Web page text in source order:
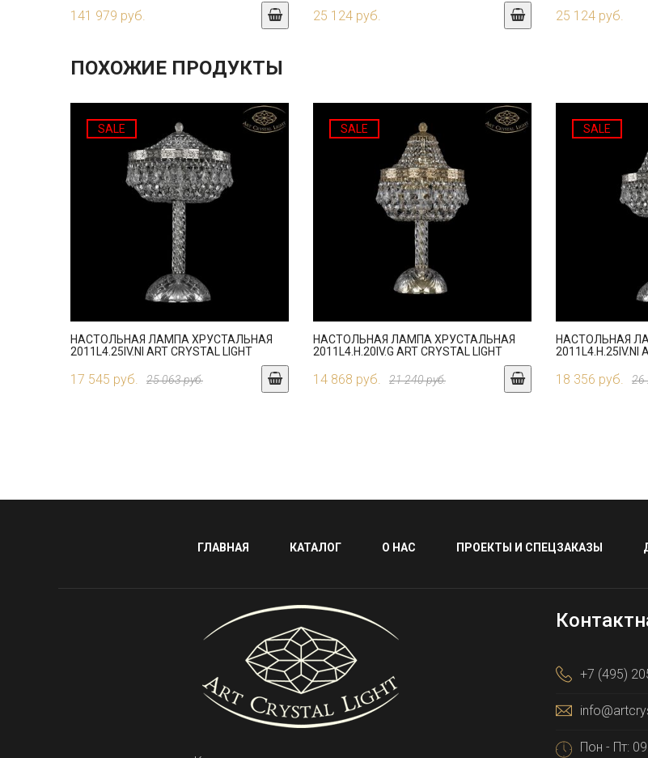
141 979 руб. 25 124 руб. 25 124 руб.
ПОХОЖИЕ ПРОДУКТЫ
SALE
НАСТОЛЬНАЯ ЛАМПА ХРУСТАЛЬНАЯ
2011L4.25IV.NI ART CRYSTAL LIGHT
17 545 руб. 25 063 руб.
SALE
НАСТОЛЬНАЯ ЛАМПА ХРУСТАЛЬНАЯ
2011L4.H.20IV.G ART CRYSTAL LIGHT
14 868 руб. 21 240 руб.
SALE
НАСТОЛЬНАЯ
2011L4.H.25IV.NI
18 356 руб. 26
ГЛАВНАЯ КАТАЛОГ О НАС ПРОЕКТЫ И СПЕЦЗАКАЗЫ
+7 (495)
Пон - Пт: